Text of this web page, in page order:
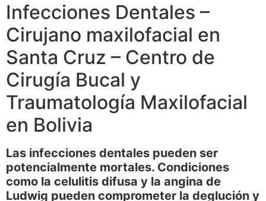
Infecciones Dentales –
Cirujano maxilofacial en
Santa Cruz – Centro de
Cirugía Bucal y
Traumatología Maxilofacial
en Bolivia
Las infecciones dentales pueden ser
potencialmente mortales. Condiciones
como la celulitis difusa y la angina de
Ludwig pueden comprometer la deglución y